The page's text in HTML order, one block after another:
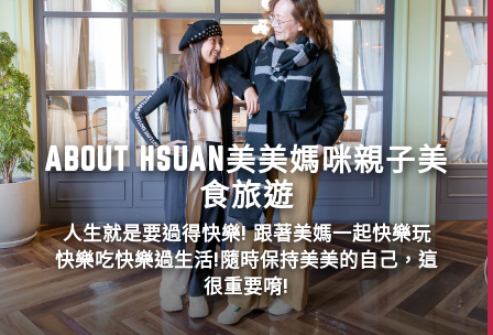
ABOUT HSUAN美美媽咪親子美
食旅遊
人生就是要過得快樂! 跟著美媽一起快樂玩
快樂吃快樂過生活!隨時保持美美的自己，這
很重要唷!